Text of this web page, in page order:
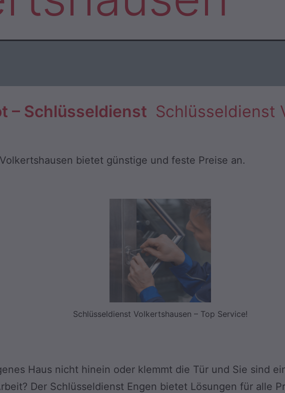
– Schlüsseldienst Schlüsseldienst
bietet günstige und feste Preise an.
Schlüsseldienst Volkertshausen – Top Service!
Haus nicht hinein oder klemmt die Tür und Sie sind
Der Schlüsseldienst Engen bietet Lösungen für alle